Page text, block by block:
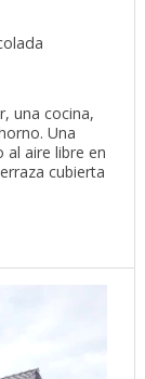
una cocina,
Una
al aire libre en
cubierta